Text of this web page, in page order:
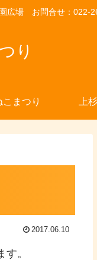
場 お問合せ：022-
り
こまつり 上
2017.06.10
。